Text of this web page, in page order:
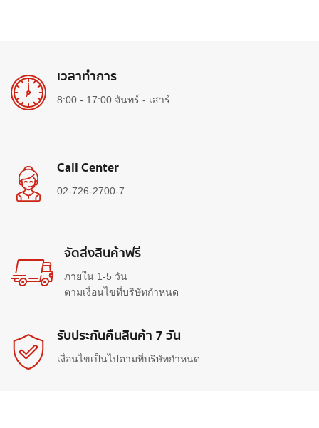
เวลาทำการ
8:00 - 17:00 จันทร์ - เสาร์
Call Center
02-726-2700-7
จัดส่งสินค้าฟรี
ภายใน 1-5 วัน
ตามเงื่อนไขที่บริษัทกำหนด
รับประกันคืนสินค้า 7 วัน
เงื่อนไขเป็นไปตามที่บริษัทกำหนด